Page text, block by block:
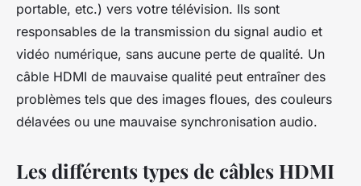
portable, etc.) vers votre télévision. Ils sont
responsables de la transmission du signal audio et
vidéo numérique, sans aucune perte de qualité. Un
câble HDMI de mauvaise qualité peut entraîner des
problèmes tels que des images floues, des couleurs
délavées ou une mauvaise synchronisation audio.
Les différents types de câbles HDMI